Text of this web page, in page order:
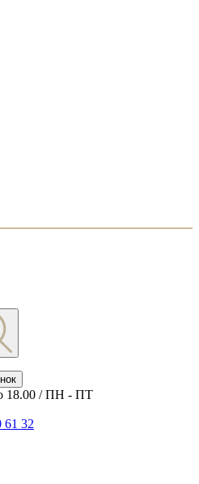
18.00 / ПН - ПТ
61 32